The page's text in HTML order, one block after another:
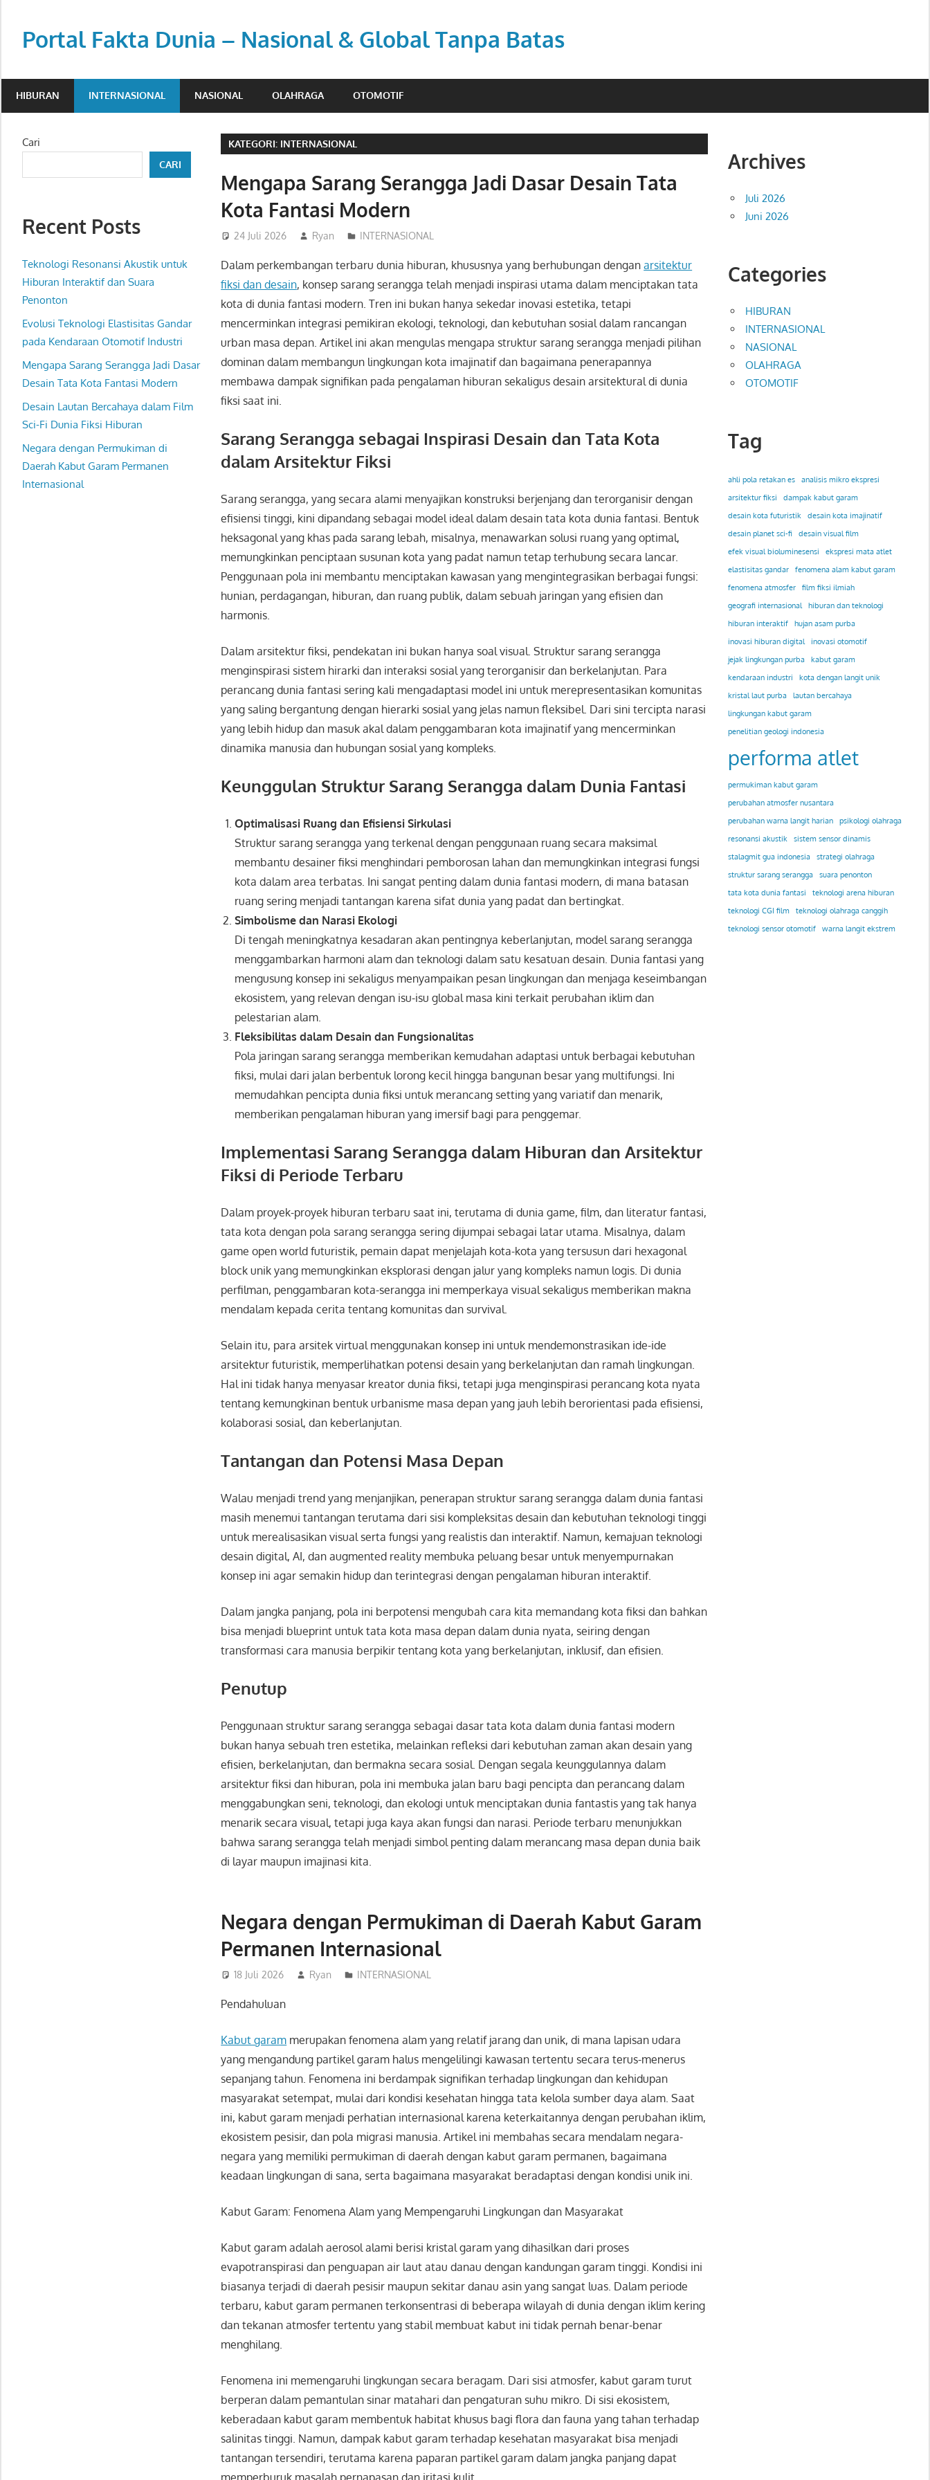
contentPortal Fakta Dunia – Nasional & Global Tanpa Batas
aktual
sudut
pandang
luas.
HIBURAN INTERNASIONAL NASIONAL OLAHRAGA OTOMOTIF
KATEGORI: INTERNASIONAL
Mengapa Sarang Serangga Jadi Dasar Desain Tata
Kota Fantasi Modern
24 Juli 2026 Ryan INTERNASIONAL
Dalam perkembangan terbaru dunia hiburan, khususnya yang berhubungan denganarsitektur
fiksi dan desain, konsep sarang serangga telah menjadi inspirasi utama dalam menciptakan tata
kota di dunia fantasi modern. Tren ini bukan hanya sekedar inovasi estetika, tetapi
mencerminkan integrasi pemikiran ekologi, teknologi, dan kebutuhan sosial dalam rancangan
urban masa depan. Artikel ini akan mengulas mengapa struktur sarang serangga menjadi pilihan
dominan dalam membangun lingkungan kota imajinatif dan bagaimana penerapannya
membawa dampak signifikan pada pengalaman hiburan sekaligus desain arsitektural di dunia
fiksi saat ini.
Sarang Serangga sebagai Inspirasi Desain dan Tata Kota
dalam Arsitektur Fiksi
Sarang serangga, yang secara alami menyajikan konstruksi berjenjang dan terorganisir dengan
efisiensi tinggi, kini dipandang sebagai model ideal dalam desain tata kota dunia fantasi. Bentuk
heksagonal yang khas pada sarang lebah, misalnya, menawarkan solusi ruang yang optimal,
memungkinkan penciptaan susunan kota yang padat namun tetap terhubung secara lancar.
Penggunaan pola ini membantu menciptakan kawasan yang mengintegrasikan berbagai fungsi:
hunian, perdagangan, hiburan, dan ruang publik, dalam sebuah jaringan yang efisien dan
harmonis.
Dalam arsitektur fiksi, pendekatan ini bukan hanya soal visual. Struktur sarang serangga
menginspirasi sistem hirarki dan interaksi sosial yang terorganisir dan berkelanjutan. Para
perancang dunia fantasi sering kali mengadaptasi model ini untuk merepresentasikan komunitas
yang saling bergantung dengan hierarki sosial yang jelas namun fleksibel. Dari sini tercipta narasi
yang lebih hidup dan masuk akal dalam penggambaran kota imajinatif yang mencerminkan
dinamika manusia dan hubungan sosial yang kompleks.
Keunggulan Struktur Sarang Serangga dalam Dunia Fantasi
Optimalisasi Ruang dan Efisiensi Sirkulasi
Struktur sarang serangga yang terkenal dengan penggunaan ruang secara maksimal
membantu desainer fiksi menghindari pemborosan lahan dan memungkinkan integrasi fungsi
kota dalam area terbatas. Ini sangat penting dalam dunia fantasi modern, di mana batasan
ruang sering menjadi tantangan karena sifat dunia yang padat dan bertingkat.
Simbolisme dan Narasi Ekologi
Di tengah meningkatnya kesadaran akan pentingnya keberlanjutan, model sarang serangga
menggambarkan harmoni alam dan teknologi dalam satu kesatuan desain. Dunia fantasi yang
mengusung konsep ini sekaligus menyampaikan pesan lingkungan dan menjaga keseimbangan
ekosistem, yang relevan dengan isu-isu global masa kini terkait perubahan iklim dan
pelestarian alam.
Fleksibilitas dalam Desain dan Fungsionalitas
Pola jaringan sarang serangga memberikan kemudahan adaptasi untuk berbagai kebutuhan
fiksi, mulai dari jalan berbentuk lorong kecil hingga bangunan besar yang multifungsi. Ini
memudahkan pencipta dunia fiksi untuk merancang setting yang variatif dan menarik,
memberikan pengalaman hiburan yang imersif bagi para penggemar.
Implementasi Sarang Serangga dalam Hiburan dan Arsitektur
Fiksi di Periode Terbaru
Dalam proyek-proyek hiburan terbaru saat ini, terutama di dunia game, film, dan literatur fantasi,
tata kota dengan pola sarang serangga sering dijumpai sebagai latar utama. Misalnya, dalam
game open world futuristik, pemain dapat menjelajah kota-kota yang tersusun dari hexagonal
block unik yang memungkinkan eksplorasi dengan jalur yang kompleks namun logis. Di dunia
perfilman, penggambaran kota-serangga ini memperkaya visual sekaligus memberikan makna
mendalam kepada cerita tentang komunitas dan survival.
Selain itu, para arsitek virtual menggunakan konsep ini untuk mendemonstrasikan ide-ide
arsitektur futuristik, memperlihatkan potensi desain yang berkelanjutan dan ramah lingkungan.
Hal ini tidak hanya menyasar kreator dunia fiksi, tetapi juga menginspirasi perancang kota nyata
tentang kemungkinan bentuk urbanisme masa depan yang jauh lebih berorientasi pada efisiensi,
kolaborasi sosial, dan keberlanjutan.
Tantangan dan Potensi Masa Depan
Walau menjadi trend yang menjanjikan, penerapan struktur sarang serangga dalam dunia fantasi
masih menemui tantangan terutama dari sisi kompleksitas desain dan kebutuhan teknologi tinggi
untuk merealisasikan visual serta fungsi yang realistis dan interaktif. Namun, kemajuan teknologi
desain digital, AI, dan augmented reality membuka peluang besar untuk menyempurnakan
konsep ini agar semakin hidup dan terintegrasi dengan pengalaman hiburan interaktif.
Dalam jangka panjang, pola ini berpotensi mengubah cara kita memandang kota fiksi dan bahkan
bisa menjadi blueprint untuk tata kota masa depan dalam dunia nyata, seiring dengan
transformasi cara manusia berpikir tentang kota yang berkelanjutan, inklusif, dan efisien.
Penutup
Penggunaan struktur sarang serangga sebagai dasar tata kota dalam dunia fantasi modern
bukan hanya sebuah tren estetika, melainkan refleksi dari kebutuhan zaman akan desain yang
efisien, berkelanjutan, dan bermakna secara sosial. Dengan segala keunggulannya dalam
arsitektur fiksi dan hiburan, pola ini membuka jalan baru bagi pencipta dan perancang dalam
menggabungkan seni, teknologi, dan ekologi untuk menciptakan dunia fantastis yang tak hanya
menarik secara visual, tetapi juga kaya akan fungsi dan narasi. Periode terbaru menunjukkan
bahwa sarang serangga telah menjadi simbol penting dalam merancang masa depan dunia baik
di layar maupun imajinasi kita.
Negara dengan Permukiman di Daerah Kabut Garam
Permanen Internasional
18 Juli 2026 Ryan INTERNASIONAL
Pendahuluan
Kabut garam merupakan fenomena alam yang relatif jarang dan unik, di mana lapisan udara
yang mengandung partikel garam halus mengelilingi kawasan tertentu secara terus-menerus
sepanjang tahun. Fenomena ini berdampak signifikan terhadap lingkungan dan kehidupan
masyarakat setempat, mulai dari kondisi kesehatan hingga tata kelola sumber daya alam. Saat
ini, kabut garam menjadi perhatian internasional karena keterkaitannya dengan perubahan iklim,
ekosistem pesisir, dan pola migrasi manusia. Artikel ini membahas secara mendalam negara-
negara yang memiliki permukiman di daerah dengan kabut garam permanen, bagaimana
keadaan lingkungan di sana, serta bagaimana masyarakat beradaptasi dengan kondisi unik ini.
Kabut Garam: Fenomena Alam yang Mempengaruhi Lingkungan dan Masyarakat
Kabut garam adalah aerosol alami berisi kristal garam yang dihasilkan dari proses
evapotranspirasi dan penguapan air laut atau danau dengan kandungan garam tinggi. Kondisi ini
biasanya terjadi di daerah pesisir maupun sekitar danau asin yang sangat luas. Dalam periode
terbaru, kabut garam permanen terkonsentrasi di beberapa wilayah di dunia dengan iklim kering
dan tekanan atmosfer tertentu yang stabil membuat kabut ini tidak pernah benar-benar
menghilang.
Fenomena ini memengaruhi lingkungan secara beragam. Dari sisi atmosfer, kabut garam turut
berperan dalam pemantulan sinar matahari dan pengaturan suhu mikro. Di sisi ekosistem,
keberadaan kabut garam membentuk habitat khusus bagi flora dan fauna yang tahan terhadap
salinitas tinggi. Namun, dampak kabut garam terhadap kesehatan masyarakat bisa menjadi
tantangan tersendiri, terutama karena paparan partikel garam dalam jangka panjang dapat
memperburuk masalah pernapasan dan iritasi kulit.
Cari
CARI
Recent Posts
Teknologi Resonansi Akustik untuk
Hiburan Interaktif dan Suara
Penonton
Evolusi Teknologi Elastisitas Gandar
pada Kendaraan Otomotif Industri
Mengapa Sarang Serangga Jadi Dasar
Desain Tata Kota Fantasi Modern
Desain Lautan Bercahaya dalam Film
Sci-Fi Dunia Fiksi Hiburan
Negara dengan Permukiman di
Daerah Kabut Garam Permanen
Internasional
Archives
Juli 2026
Juni 2026
Categories
HIBURAN
INTERNASIONAL
NASIONAL
OLAHRAGA
OTOMOTIF
Tag
ahli pola retakan es
analisis mikro ekspresi
arsitektur fiksi
dampak kabut garam
desain kota futuristik
desain kota imajinatif
desain planet sci-fi
desain visual film
efek visual bioluminesensi
ekspresi mata atlet
elastisitas gandar
fenomena alam kabut garam
fenomena atmosfer
film fiksi ilmiah
geografi internasional
hiburan dan teknologi
hiburan interaktif
hujan asam purba
inovasi hiburan digital
inovasi otomotif
jejak lingkungan purba
kabut garam
kendaraan industri
kota dengan langit unik
kristal laut purba
lautan bercahaya
lingkungan kabut garam
penelitian geologi indonesia
performa atlet
permukiman kabut garam
perubahan atmosfer nusantara
perubahan warna langit harian
psikologi olahraga
resonansi akustik
sistem sensor dinamis
stalagmit gua indonesia
strategi olahraga
struktur sarang serangga
suara penonton
tata kota dunia fantasi
teknologi arena hiburan
teknologi CGI film
teknologi olahraga canggih
teknologi sensor otomotif
warna langit ekstrem